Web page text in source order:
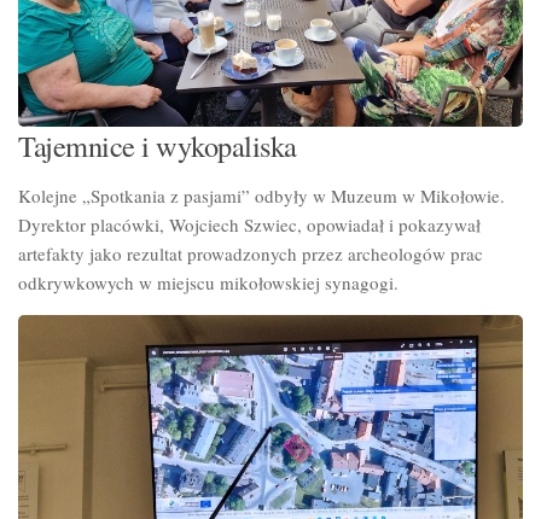
Tajemnice i wykopaliska
Kolejne „Spotkania z pasjami” odbyły w Muzeum w Mikołowie.
Dyrektor placówki, Wojciech Szwiec, opowiadał i pokazywał
artefakty jako rezultat prowadzonych przez archeologów prac
odkrywkowych w miejscu mikołowskiej synagogi.